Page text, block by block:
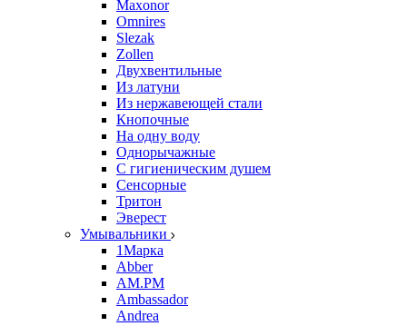
Maxonor
Omnires
Slezak
Zollen
Двухвентильные
Из латуни
Из нержавеющей стали
Кнопочные
На одну воду
Однорычажные
С гигиеническим душем
Сенсорные
Тритон
Эверест
Умывальники
1Марка
Abber
AM.PM
Ambassador
Andrea